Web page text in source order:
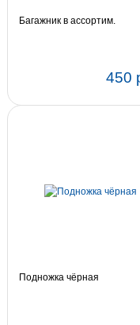
Багажник в ассортим.
450
Подножка чёрная